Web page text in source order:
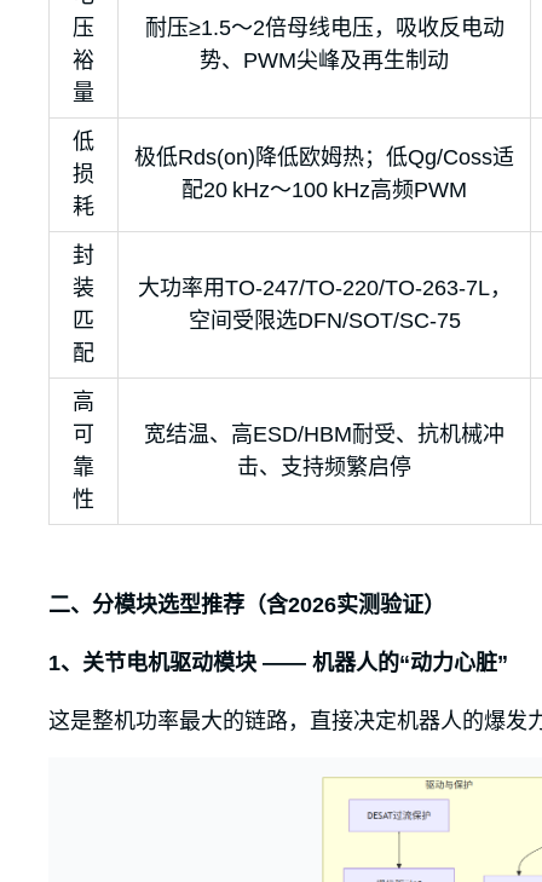
压
裕
量
耐压≥1.5～2倍母线电压，吸收反电动
势、PWM尖峰及再生制动
低
损
耗
极低Rds(on)降低欧姆热；低Qg/Coss适
配20 kHz～100 kHz高频PWM
封
装
匹
配
大功率用TO-247/TO-220/TO-263-7L，
空间受限选DFN/SOT/SC-75
高
可
靠
性
宽结温、高ESD/HBM耐受、抗机械冲
击、支持频繁启停
二、分模块选型推荐（含2026实测验证）
1、关节电机驱动模块 —— 机器人的“动力心脏”
这是整机功率最大的链路，直接决定机器人的爆发